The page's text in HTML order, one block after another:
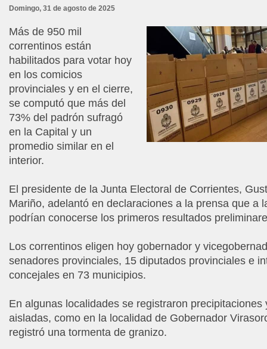
Domingo, 31 de agosto de 2025
Más de 950 mil
correntinos están
habilitados para votar hoy
en los comicios
provinciales y en el cierre,
se computó que más del
73% del padrón sufragó
en la Capital y un
promedio similar en el
interior.
El presidente de la Junta Electoral de Corrientes,
Mariño, adelantó en declaraciones a la prensa que a
podrían conocerse los primeros resultados
Los correntinos eligen hoy gobernador y
senadores provinciales, 15 diputados provinciales e
concejales en 73 municipios.
En algunas localidades se registraron precipitaciones
aisladas, como en la localidad de Gobernador
registró una tormenta de granizo.